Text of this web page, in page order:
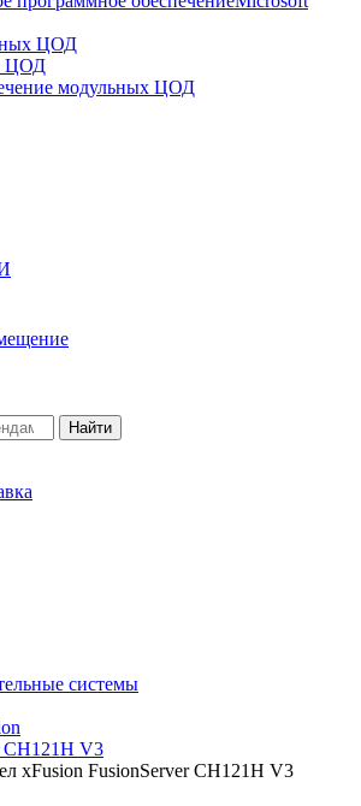
ЦОД
ЦОД
модульных ЦОД
Найти
системы
CH121H V3
xFusion FusionServer CH121H V3